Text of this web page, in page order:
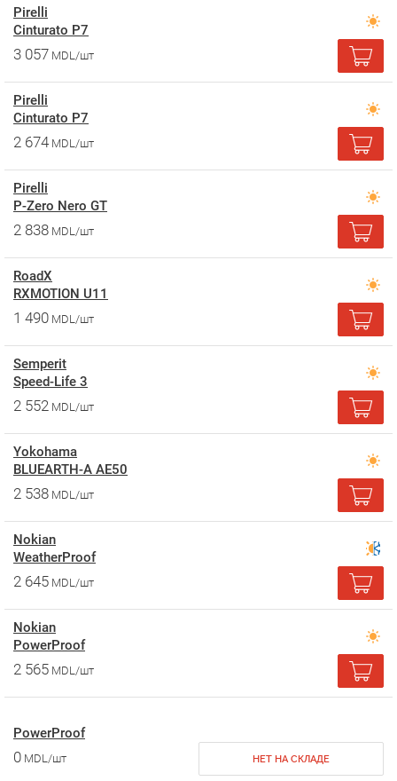
Pirelli
Cinturato P7
3 057 MDL/шт
Pirelli
Cinturato P7
2 674 MDL/шт
Pirelli
P-Zero Nero GT
2 838 MDL/шт
RoadX
RXMOTION U11
1 490 MDL/шт
Semperit
Speed-Life 3
2 552 MDL/шт
Yokohama
BLUEARTH-A AE50
2 538 MDL/шт
Nokian
WeatherProof
2 645 MDL/шт
Nokian
PowerProof
2 565 MDL/шт
PowerProof
0 MDL/шт НЕТ НА СКЛАДЕ